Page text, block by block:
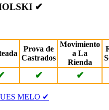
✔
Prova de
Castrados
Movimiento
a La
Rienda
✔ ✔